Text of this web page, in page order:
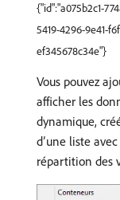
{"id":"a075b2c1-
5419-4296-9e41-
ef345678c34e"}
Vous pouvez
afficher les
dynamique,
dʼune liste
répartition des